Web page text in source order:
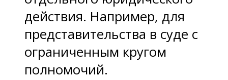
действия. Например, для
представительства в суде с
ограниченным кругом
полномочий.